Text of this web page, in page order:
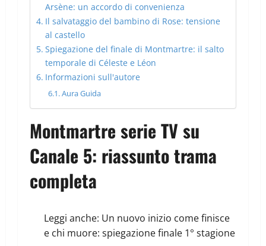
Arsène: un accordo di convenienza
Il salvataggio del bambino di Rose: tensione
al castello
Spiegazione del finale di Montmartre: il salto
temporale di Céleste e Léon
Informazioni sull'autore
Aura Guida
Montmartre serie TV su
Canale 5: riassunto trama
completa
Leggi anche: Un nuovo inizio come finisce
e chi muore: spiegazione finale 1° stagione